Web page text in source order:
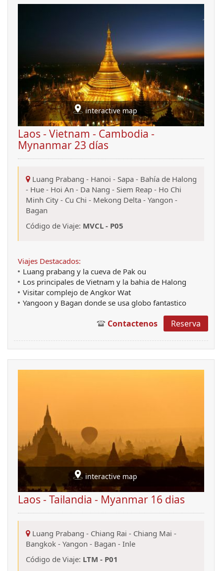
interactive map
Laos - Vietnam - Cambodia -
Mynanmar 23 días
Luang Prabang - Hanoi - Sapa - Bahía de Halong
- Hue - Hoi An - Da Nang - Siem Reap - Ho Chi
Minh City - Cu Chi - Mekong Delta - Yangon -
Bagan
Código de Viaje: MVCL - P05
Viajes Destacados:
Luang prabang y la cueva de Pak ou
Los principales de Vietnam y la bahia de Halong
Visitar complejo de Angkor Wat
Yangoon y Bagan donde se usa globo fantastico
Contactenos Reserva
interactive map
Laos - Tailandia - Myanmar 16 dias
Luang Prabang - Chiang Rai - Chiang Mai -
Bangkok - Yangon - Bagan - Inle
Código de Viaje: LTM - P01